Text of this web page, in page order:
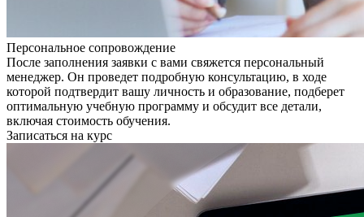
Персональное сопровождение
После заполнения заявки с вами свяжется персональный
менеджер. Он проведет подробную консультацию, в ходе
которой подтвердит вашу личность и образование, подберет
оптимальную учебную программу и обсудит все детали,
включая стоимость обучения.
Записаться на курс